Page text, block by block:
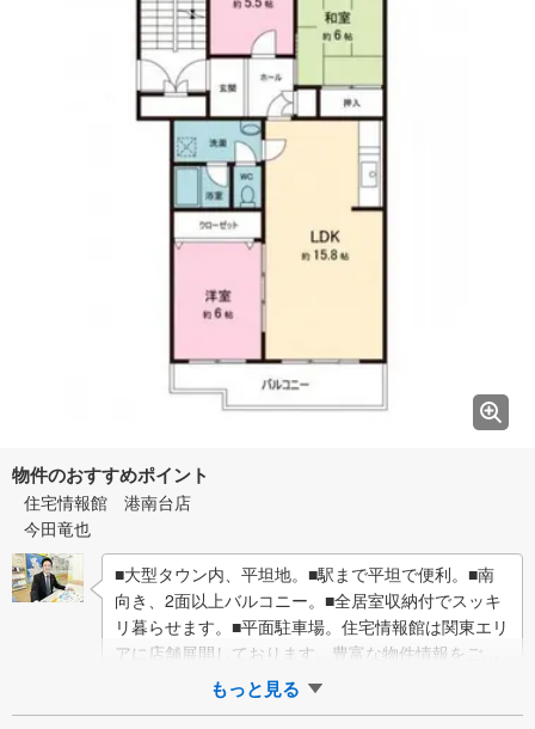
物件のおすすめポイント
住宅情報館 港南台店
今田竜也
■大型タウン内、平坦地。■駅まで平坦で便利。■南
向き、2面以上バルコニー。■全居室収納付でスッキ
リ暮らせます。■平面駐車場。住宅情報館は関東エリ
アに店舗展開しております。豊富な物件情報をご用
意して皆様の住まい探しをお手伝いしており…
もっと見る